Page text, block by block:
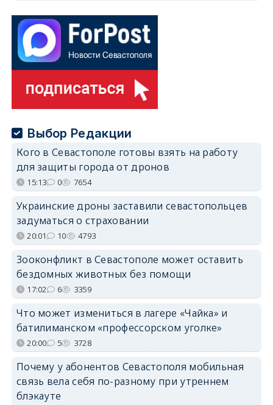
Выбор Редакции
Кого в Севастополе готовы взять на работу
для защиты города от дронов
15:13 0 7654
Украинские дроны заставили севастопольцев
задуматься о страховании
20:01 10 4793
Зооконфликт в Севастополе может оставить
бездомных животных без помощи
17:02 6 3359
Что может измениться в лагере «Чайка» и
батилиманском «профессорском уголке»
20:00 5 3728
Почему у абонентов Севастополя мобильная
связь вела себя по-разному при утреннем
блэкауте